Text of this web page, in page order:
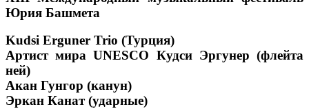
Юрия Башмета
Kudsi Erguner Trio (Турция)
Артист мира UNESCO Кудси Эргунер (флейта
ней)
Акан Гунгор (канун)
Эркан Канат (ударные)